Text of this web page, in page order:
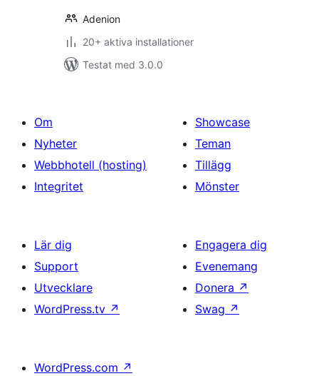
Adenion
20+ aktiva installationer
Testat med 3.0.0
Om
Nyheter
Webbhotell (hosting)
Integritet
Showcase
Teman
Tillägg
Mönster
Lär dig
Support
Utvecklare
WordPress.tv ↗
Engagera dig
Evenemang
Donera ↗
Swag ↗
WordPress.com ↗